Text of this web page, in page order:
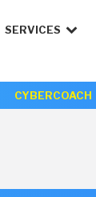
SERVICES
CYBERCOACH